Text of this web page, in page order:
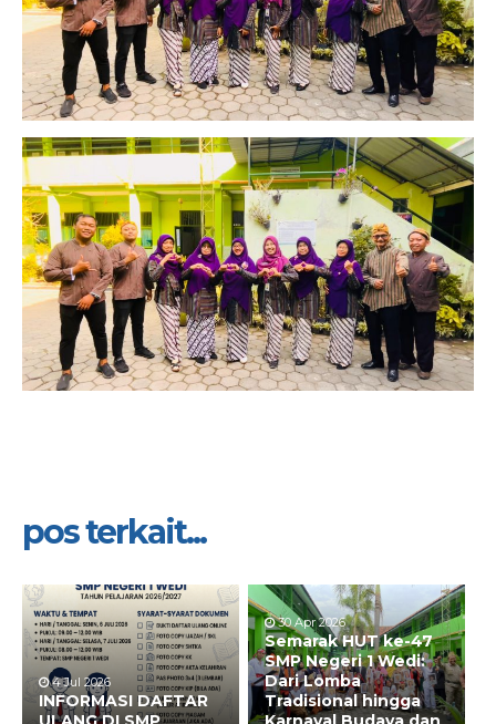
pos terkait...
4 Jul 2026
INFORMASI DAFTAR
30 Apr 2026
Semarak HUT ke-47
SMP Negeri 1 Wedi:
Dari Lomba
Tradisional hingga